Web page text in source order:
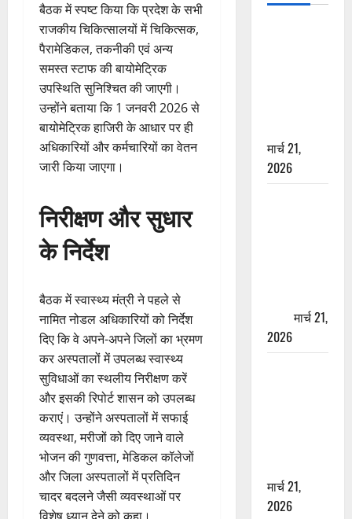
बैठक में स्पष्ट किया कि प्रदेश के सभी
राजकीय चिकित्सालयों में चिकित्सक,
पैरामेडिकल, तकनीकी एवं अन्य
समस्त स्टाफ की बायोमेट्रिक
उपस्थिति सुनिश्चित की जाएगी।
उन्होंने बताया कि 1 जनवरी 2026 से
बायोमेट्रिक हाजिरी के आधार पर ही
अधिकारियों और कर्मचारियों का वेतन
जारी किया जाएगा।
निरीक्षण और सुधार
के निर्देश
बैठक में स्वास्थ्य मंत्री ने पहले से
नामित नोडल अधिकारियों को निर्देश
दिए कि वे अपने-अपने जिलों का भ्रमण
कर अस्पतालों में उपलब्ध स्वास्थ्य
सुविधाओं का स्थलीय निरीक्षण करें
और इसकी रिपोर्ट शासन को उपलब्ध
कराएं। उन्होंने अस्पतालों में सफाई
व्यवस्था, मरीजों को दिए जाने वाले
भोजन की गुणवत्ता, मेडिकल कॉलेजों
और जिला अस्पतालों में प्रतिदिन
चादर बदलने जैसी व्यवस्थाओं पर
मार्च 21,
2026
मार्च 21,
2026
मार्च 21,
2026